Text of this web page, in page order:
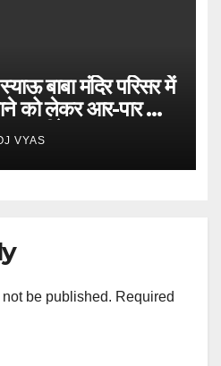
बाबा मंदिर परिसर में
को लेकर आर-पार की
अल्टीमेट
VYAS
be published. Required